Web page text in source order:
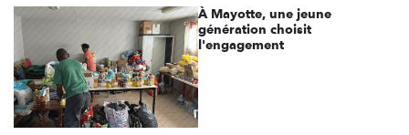
À Mayotte, une jeune
génération choisit
l'engagement